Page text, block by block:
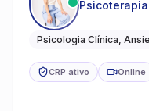
reduzir a
Psicologia Clínica,
CRP ativo Online